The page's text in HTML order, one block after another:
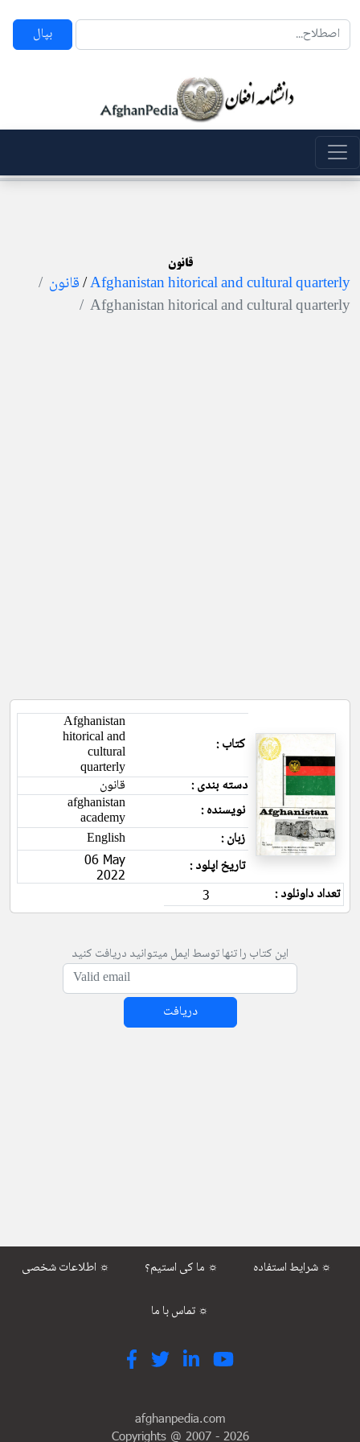
بپال
قانون
Afghanistan hitorical and cultural quarterly
/قانون
Afghanistan hitorical and cultural quarterly
کتاب :
Afghanistan
hitorical and
cultural
quarterly
دسته بندی :
قانون
نویسنده :
afghanistan
academy
زبان :
English
تاریخ اپلود :
06 May
2022
تعداد داونلود : 3
این کتاب را تنها توسط ایمل میتوانید دریافت کنید
دریافت
اطلاعات شخصی ☼ ما کی استیم؟ ☼ شرایط استفاده ☼
تماس با ما ☼
afghanpedia.com
Copyrights @ 2007 - 2026